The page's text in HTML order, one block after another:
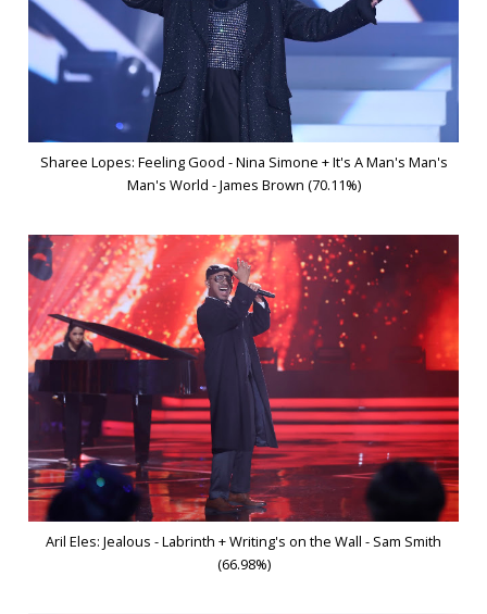
Sharee Lopes: Feeling Good - Nina Simone + It's A Man's Man's
Man's World - James Brown (70.11%)
Aril Eles: Jealous - Labrinth + Writing's on the Wall - Sam Smith
(66.98%)